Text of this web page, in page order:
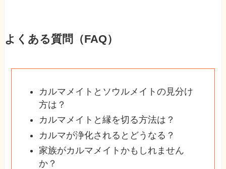
よくある質問（FAQ）
カルマメイトとソウルメイトの見分け
方は？
カルマメイトと縁を切る方法は？
カルマが浄化されるとどうなる？
家族がカルマメイトかもしれません
か？